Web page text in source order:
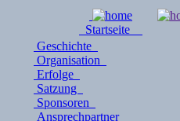
Startseite
Geschichte
Organisation
Erfolge
Satzung
Sponsoren
Ansprechpartner